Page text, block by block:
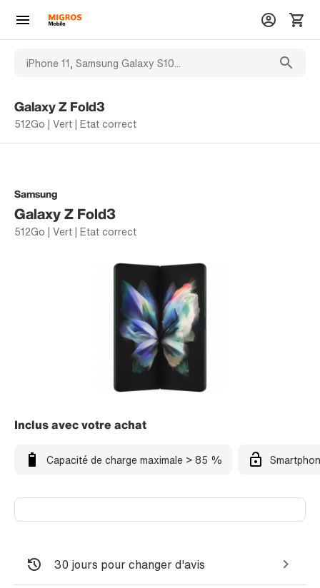
Galaxy Z Fold3
512Go | Vert | Etat correct
Samsung
Galaxy Z Fold3
512Go | Vert | Etat correct
Inclus avec votre achat
Capacité de charge maximale > 85 %
30 jours pour changer d'avis